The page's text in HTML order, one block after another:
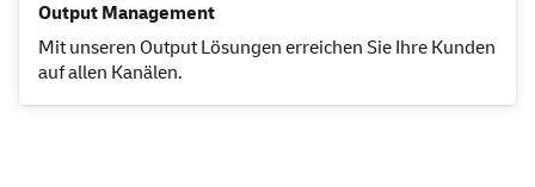
Output Management
Mit unseren Output Lösungen erreichen Sie Ihre Kunden
auf allen Kanälen.